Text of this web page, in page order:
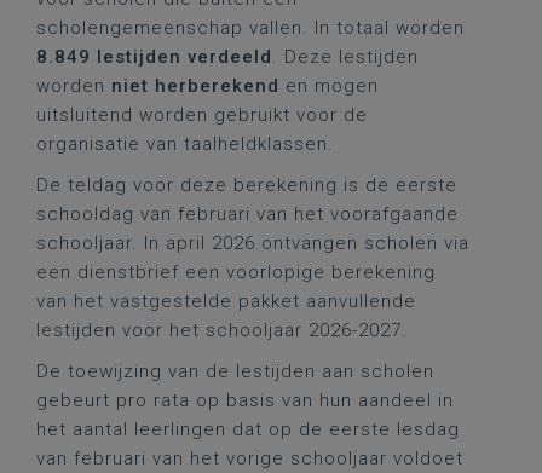
scholengemeenschap vallen. In totaal worden
8.849 lestijden verdeeld. Deze lestijden
worden niet herberekend en mogen
uitsluitend worden gebruikt voor de
organisatie van taalheldklassen.
De teldag voor deze berekening is de eerste
schooldag van februari van het voorafgaande
schooljaar. In april 2026 ontvangen scholen via
een dienstbrief een voorlopige berekening
van het vastgestelde pakket aanvullende
lestijden voor het schooljaar 2026-2027.
De toewijzing van de lestijden aan scholen
gebeurt pro rata op basis van hun aandeel in
het aantal leerlingen dat op de eerste lesdag
van februari van het vorige schooljaar voldoet